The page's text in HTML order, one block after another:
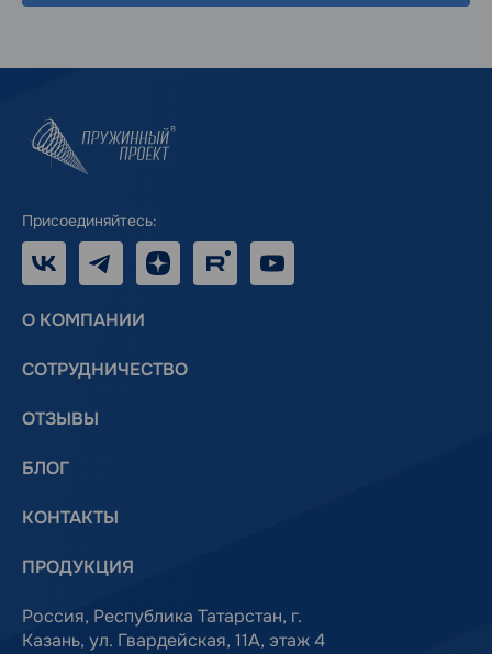
Присоединяйтесь:
Telegram Дзен RUTUBE
О КОМПАНИИ
СОТРУДНИЧЕСТВО
ОТЗЫВЫ
БЛОГ
КОНТАКТЫ
ПРОДУКЦИЯ
Россия, Республика Татарстан, г.
Казань, ул. Гвардейская, 11А, этаж 4